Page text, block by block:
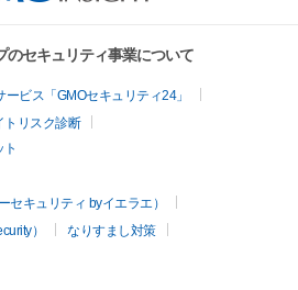
のセキュリティ事業について
ビス「GMOセキュリティ24」
トリスク診断
セキュリティ byイエラエ）
）
なりすまし対策